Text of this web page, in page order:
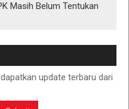
Masih Belum Tentukan
update terbaru dari